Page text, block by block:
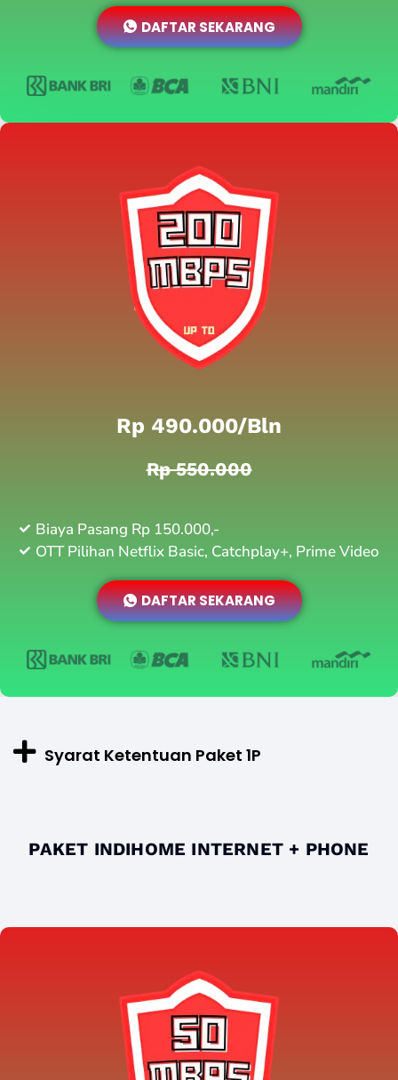
DAFTAR SEKARANG
Rp 490.000/bln
Rp 550.000
Biaya Pasang Rp 150.000,-
OTT Pilihan Netflix Basic, Catchplay+, Prime Video
DAFTAR SEKARANG
Syarat Ketentuan Paket 1P
PAKET INDIHOME INTERNET + PHONE